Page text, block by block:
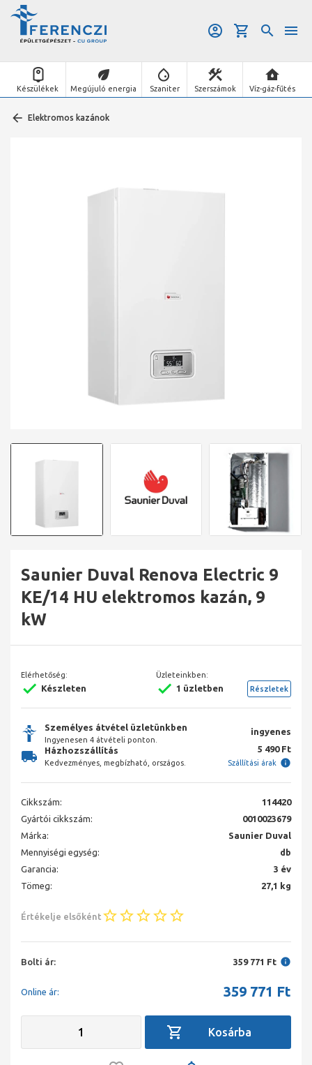
Készülékek Megújuló energia Szaniter Szerszámok Víz-gáz-fűtés
Elektromos kazánok
Saunier Duval Renova Electric 9
KE/14 HU elektromos kazán, 9
kW
Elérhetőség:
Készleten
Üzleteinkben:
1 üzletben Részletek
Személyes átvétel üzletünkben
Ingyenesen 4 átvételi ponton.
ingyenes
Házhozszállítás
Kedvezményes, megbízható, országos.
5 490 Ft
Szállítási árak
Cikkszám:
114420
Gyártói cikkszám:
0010023679
Márka:
Saunier Duval
Mennyiségi egység:
db
Garancia:
3 év
Tömeg:
27,1 kg
Értékelje elsőként
Bolti ár: 359 771 Ft
Online ár: 359 771 Ft